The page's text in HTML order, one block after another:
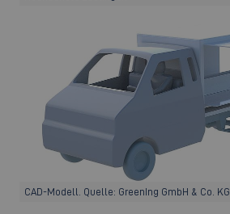
CAD-Modell. Quelle: GreenIng GmbH & Co. KG